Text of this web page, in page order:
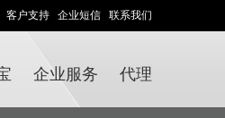
客户支持 企业短信 联系我们
企业服务 代理